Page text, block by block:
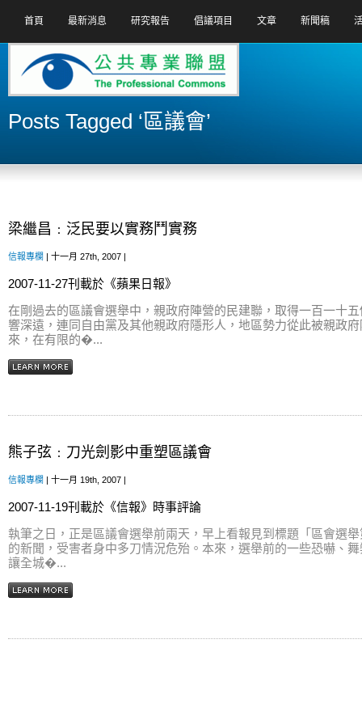
首頁 最新消息 研究報告 倡議項目 文章 新聞稿
Posts Tagged ‘區議會’
梁繼昌﹕泛民要以實務鬥實務
信報專欄 | 十一月 27th, 2007 |
2007-11-27刊載於《蘋果日報》
在剛過去的區議會選舉中，親政府陣營的民建聯，取得一百一十
響深遠，連同自由黨及其他親政府隱形人，地區勢力從此被親政
來，在有限的�...
熊子弦﹕刀光劍影中重塑區議會
信報專欄 | 十一月 19th, 2007 |
2007-11-19刊載於《信報》時事評論
執筆之日，正是區議會選舉前兩天，早上看報見到標題「區會選
的新聞，受害者身中多刀情況危殆。本來，選舉前的一些恐嚇、
讓全城�...